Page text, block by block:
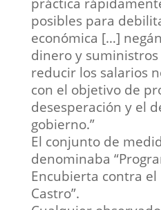
posibles para
económica […]
dinero y
reducir los salarios
con el objetivo de
desesperación y el
gobierno.”
El conjunto de
denominaba
Encubierta contra
Castro”.